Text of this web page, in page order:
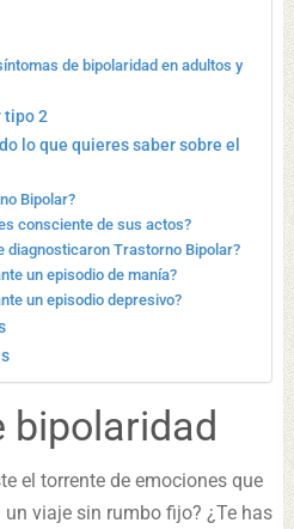
de bipolaridad en adultos y
tipo 2
lo que quieres saber sobre el
Bipolar?
consciente de sus actos?
diagnosticaron Trastorno Bipolar?
un episodio de manía?
un episodio depresivo?
bipolaridad
el torrente de emociones que
viaje sin rumbo fijo? ¿Te has